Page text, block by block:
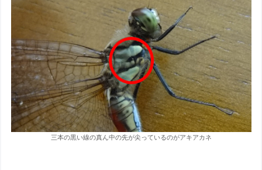
三本の黒い線の真ん中の先が尖っているのがアキアカネ